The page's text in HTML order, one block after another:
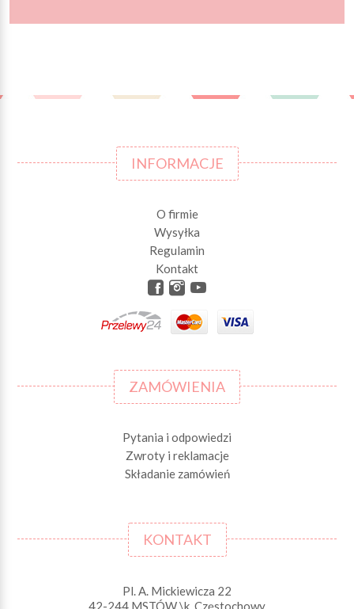
INFORMACJE
O firmie
Wysyłka
Regulamin
Kontakt
ZAMÓWIENIA
Pytania i odpowiedzi
Zwroty i reklamacje
Składanie zamówień
KONTAKT
Pl. A. Mickiewicza 22
42-244 MSTÓW \k. Częstochowy